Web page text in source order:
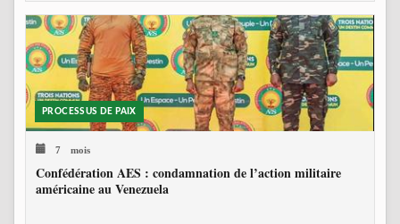
PROCESSUS DE PAIX
7 mois
Confédération AES : condamnation de l’action militaire
américaine au Venezuela